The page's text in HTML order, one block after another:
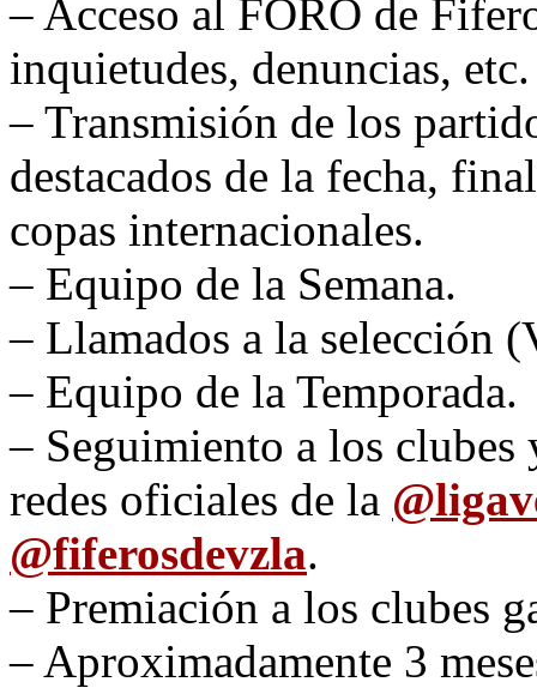
– Acceso al FORO de
inquietudes, denuncias, etc.
– Transmisión de los
destacados de la fecha,
copas internacionales.
– Equipo de la Semana.
– Llamados a la selección
– Equipo de la Temporada.
– Seguimiento a los clubes
redes oficiales de la @
@fiferosdevzla.
– Premiación a los clubes
– Aproximadamente 3